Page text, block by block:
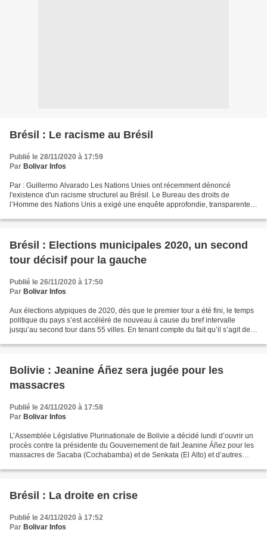
Brésil : Le racisme au Brésil
Publié le 28/11/2020 à 17:59
Par Bolivar Infos
Par : Guillermo Alvarado Les Nations Unies ont récemment dénoncé
l'existence d'un racisme structurel au Brésil. Le Bureau des droits de
l’Homme des Nations Unis a exigé une enquête approfondie, transparente
Brésil : Elections municipales 2020, un second
tour décisif pour la gauche
Publié le 26/11/2020 à 17:50
Par Bolivar Infos
Aux élections atypiques de 2020, dès que le premier tour a été fini, le temps
politique du pays s’est accéléré de nouveau à cause du bref intervalle
jusqu’au second tour dans 55 villes. En tenant compte du fait qu’il s’agit de
Bolivie : Jeanine Áñez sera jugée pour les
massacres
Publié le 24/11/2020 à 17:58
Par Bolivar Infos
L’Assemblée Législative Plurinationale de Bolivie a décidé lundi d’ouvrir un
procès contre la présidente du Gouvernement de fait Jeanine Áñez pour les
massacres de Sacaba (Cochabamba) et de Senkata (El Alto) et d’autres
Brésil : La droite en crise
Publié le 24/11/2020 à 17:52
Par Bolivar Infos